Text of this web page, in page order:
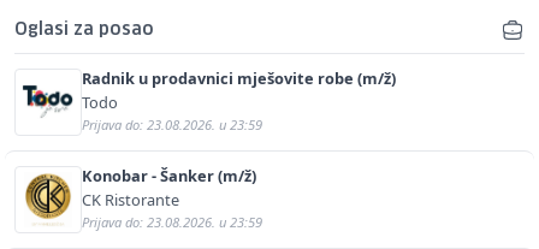
Oglasi za posao
Radnik u prodavnici mješovite robe (m/ž)
Todo
Prijava do: 23.08.2026. u 23:59
Konobar - Šanker (m/ž)
CK Ristorante
Prijava do: 23.08.2026. u 23:59